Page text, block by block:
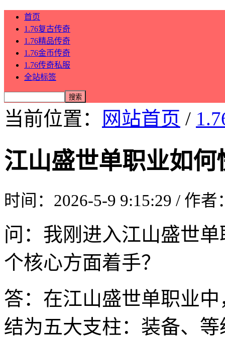
首页
1.76复古传奇
1.76精品传奇
1.76金币传奇
1.76传奇私服
全站标签
当前位置： 网站首页 /
江山盛世单职业如
时间：2026-5-9 9:15:29 / 作
问：我刚进入江山盛世
个核心方面着手？
答：在江山盛世单职业
结为五大支柱：装备、